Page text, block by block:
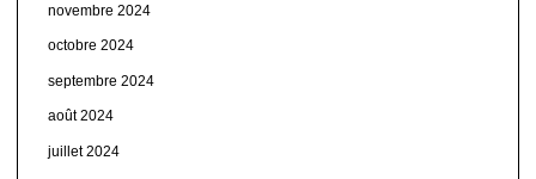
novembre 2024
octobre 2024
septembre 2024
août 2024
juillet 2024